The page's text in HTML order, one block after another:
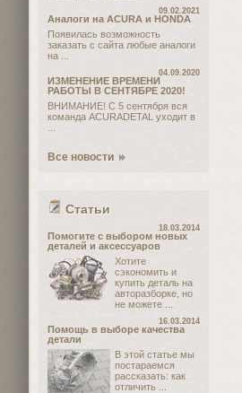
09.02.2021
Аналоги на ACURA и HONDA
Появилась возможность
заказать с сайта любые аналоги
на ...
04.09.2020
ИЗМЕНЕНИЕ ВРЕМЕНИ
РАБОТЫ В СЕНТЯБРЕ 2020!
ВНИМАНИЕ! С 5 сентября вся
команда ACURADETAL уходит в
Все новости
Статьи
18.03.2014
Помогите с выбором новых
деталей и аксессуаров
Хотите
сэкономить и
купить деталь на
авторазборке, но
не можете ...
16.03.2014
Помощь в выборе качества
детали
В этой статье мы
постараемся
рассказать: как
отличить ...